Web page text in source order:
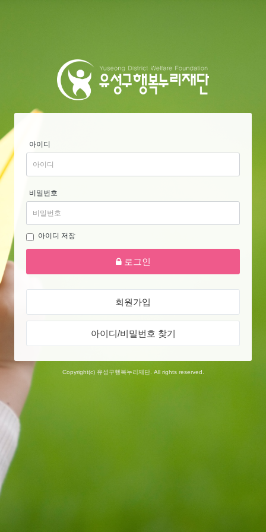
아이디
비밀번호
아이디 저장
로그인
회원가입
아이디/비밀번호 찾기
Copyright(c) 유성구행복누리재단. All rights reserved.